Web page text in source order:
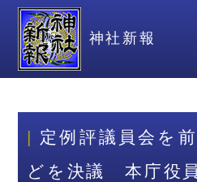
神社新報
定例評議員会を
どを決議 本庁役